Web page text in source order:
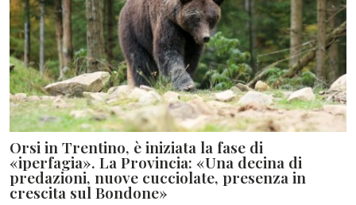
Orsi in Trentino, è iniziata la fase di
«iperfagia». La Provincia: «Una decina di
predazioni, nuove cucciolate, presenza in
crescita sul Bondone»